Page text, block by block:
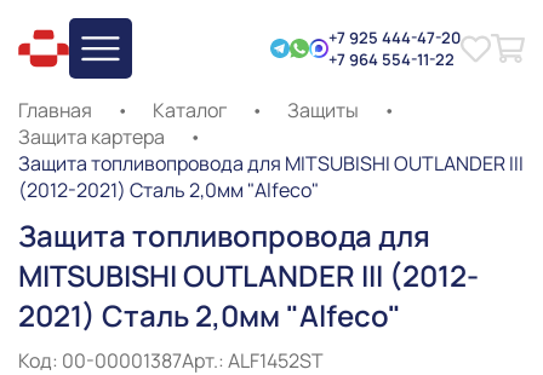
+7 925 444-47-20
+7 964 554-11-22
Главная • Каталог • Защиты
•
Защита картера
•
Защита топливопровода для MITSUBISHI OUTLANDER III
(2012-2021) Сталь 2,0мм "Alfeco"
Защита топливопровода для
MITSUBISHI OUTLANDER III (2012-
2021) Сталь 2,0мм "Alfeco"
Код: 00-00001387Арт.: ALF1452ST